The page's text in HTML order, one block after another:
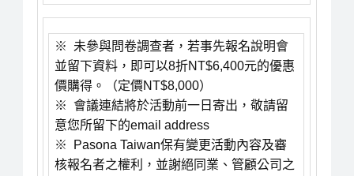
※ 未參與問卷調查者，若事先報名說明會
並留下資料，即可以8折NT$6,400元的優惠
價購得。（定價NT$8,000）
※ 會議連結將於活動前一日寄出，敬請留
意您所留下的email address
※ Pasona Taiwan保有變更活動內容及審
核報名者之權利，並謝絕同業、管顧公司之